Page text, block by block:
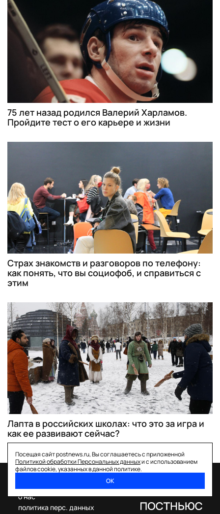
75 лет назад родился Валерий Харламов.
Пройдите тест о его карьере и жизни
Страх знакомств и разговоров по телефону:
как понять, что вы социофоб, и справиться с
этим
Лапта в российских школах: что это за игра и
как ее развивают сейчас?
Посещая сайт postnews.ru, Вы соглашаетесь с приложенной
Политикой обработки Персональных данныхи с использованием
файлов cookie, указанных в данной политике.
ОК
о нас
политика перс. данных